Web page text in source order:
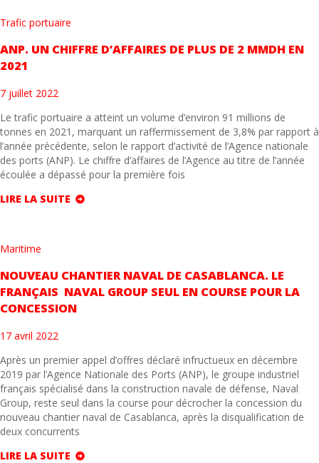
Trafic portuaire
ANP. UN CHIFFRE D’AFFAIRES DE PLUS DE 2 MMDH EN
2021
7 juillet 2022
Le trafic portuaire a atteint un volume d’environ 91 millions de
tonnes en 2021, marquant un raffermissement de 3,8% par rapport à
l’année précédente, selon le rapport d’activité de l’Agence nationale
des ports (ANP). Le chiffre d’affaires de l’Agence au titre de l’année
écoulée a dépassé pour la première fois
LIRE LA SUITE
Maritime
NOUVEAU CHANTIER NAVAL DE CASABLANCA. LE
FRANÇAIS NAVAL GROUP SEUL EN COURSE POUR LA
CONCESSION
17 avril 2022
Après un premier appel d’offres déclaré infructueux en décembre
2019 par l’Agence Nationale des Ports (ANP), le groupe industriel
français spécialisé dans la construction navale de défense, Naval
Group, reste seul dans la course pour décrocher la concession du
nouveau chantier naval de Casablanca, après la disqualification de
deux concurrents
LIRE LA SUITE